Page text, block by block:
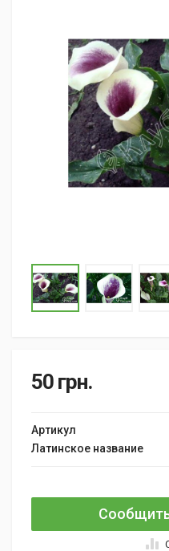
50 грн.
Артикул
Латинское название